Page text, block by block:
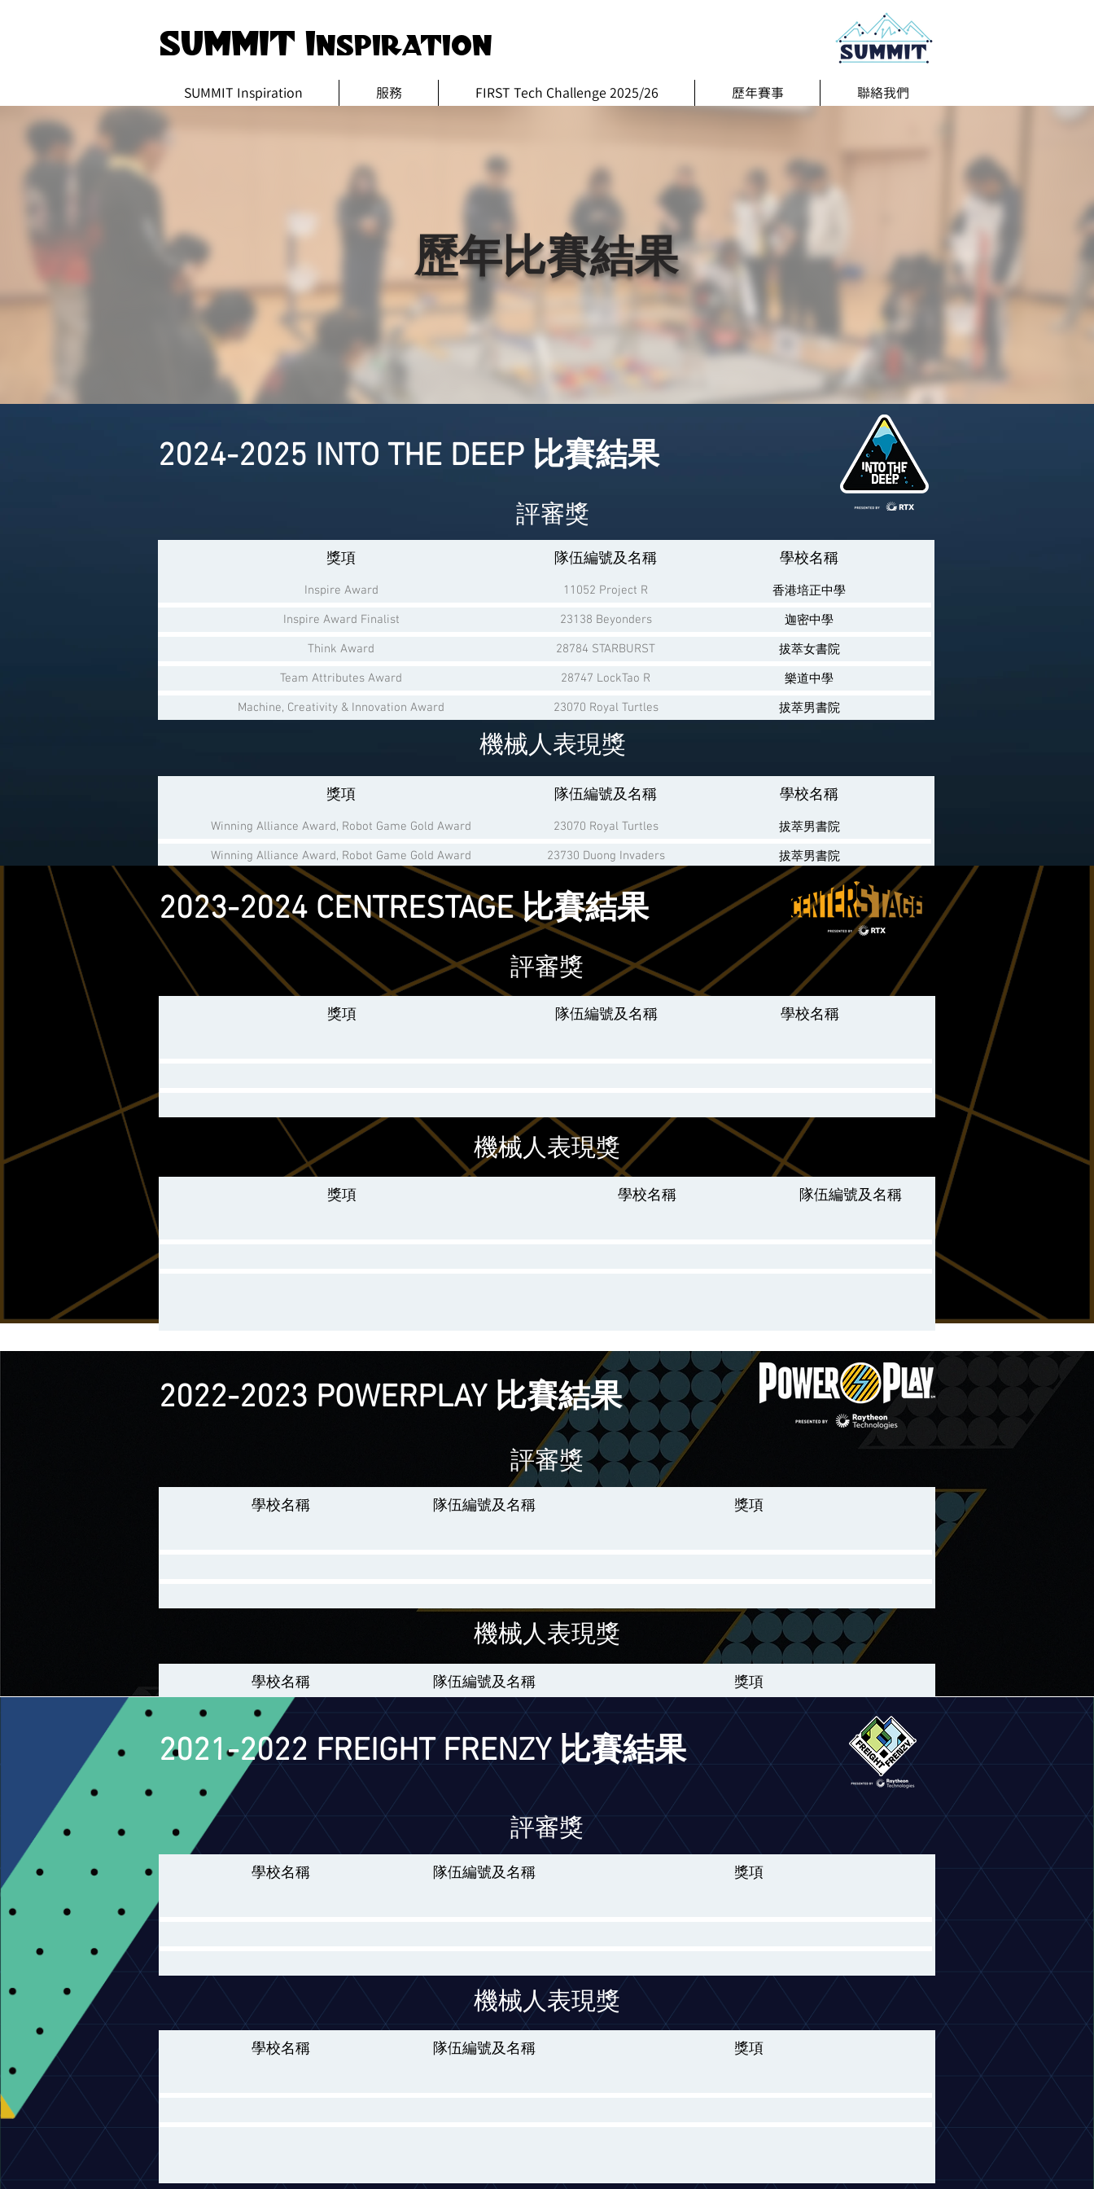
SUMMIT Inspiration
SUMMIT Inspiration 服務 FIRST Tech Challenge 2025/26 歷年賽事 聯絡我們
​歷年比賽結果
2024-2025 INTO THE DEEP 比賽結果
評審獎
獎項 隊伍編號及名稱 學校名稱
Inspire Award 11052 Project R 香港培正中學
Inspire Award Finalist 23138 Beyonders 迦密中學
Think Award 28784 STARBURST 拔萃女書院
Team Attributes Award 28747 LockTao R 樂道中學
Machine, Creativity & Innovation Award 23070 Royal Turtles 拔萃男書院
機械人表現獎
獎項 隊伍編號及名稱 學校名稱
Winning Alliance Award, Robot Game Gold Award 23070 Royal Turtles 拔萃男書院
Winning Alliance Award, Robot Game Gold Award 23730 Duong Invaders 拔萃男書院
Finalist Alliance Award, Robot Game Gold Award 25290 HOYU arasaka 嗇色園主辦可譽中學暨可譽小學
Finalist Alliance Award, Robot Game Silver Award 11052 Project R 香港培正中學
Robot Game Silver Award 23138 Beyonders
Robot Game Silver Award 28117 LockTao G 樂道中學
基督教宣道會宣基中學
2023-2024 CENTRESTAGE 比賽結果
評審獎
獎項 隊伍編號及名稱 學校名稱
機械人表現獎
獎項 學校名稱 隊伍編號及名稱
2022-2023 POWERPLAY 比賽結果
評審獎
學校名稱 隊伍編號及名稱 獎項
機械人表現獎
學校名稱 隊伍編號及名稱 獎項
2021-2022 FREIGHT FRENZY 比賽結果
評審獎
學校名稱 隊伍編號及名稱 獎項
機械人表現獎
學校名稱 隊伍編號及名稱 獎項